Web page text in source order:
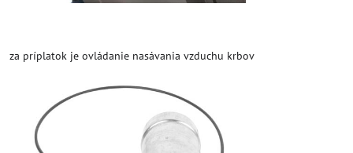
za príplatok je ovládanie nasávania vzduchu krbov